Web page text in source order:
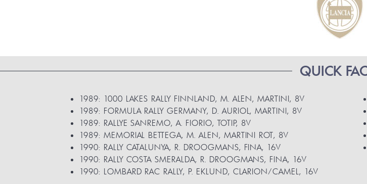
QUICK
1989: 1000 LAKES RALLY FINNLAND, M. ALEN, MARTINI, 8V
1989: FORMULA RALLY GERMANY, D. AURIOL, MARTINI, 8V
1989: RALLYE SANREMO, A. FIORIO, TOTIP, 8V
1989: MEMORIAL BETTEGA, M. ALEN, MARTINI ROT, 8V
1990: RALLY CATALUNYA, R. DROOGMANS, FINA, 16V
1990: RALLY COSTA SMERALDA, R. DROOGMANS, FINA, 16V
1990: LOMBARD RAC RALLY, P. EKLUND, CLARION/CAMEL, 16V